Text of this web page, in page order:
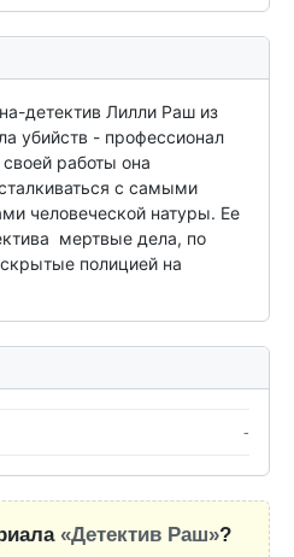
детектив Лилли Раш из
убийств - профессионал
работы она
с самыми
человеческой натуры. Ее
 мертвые дела, по
полицией на
-
«Детектив Раш»?